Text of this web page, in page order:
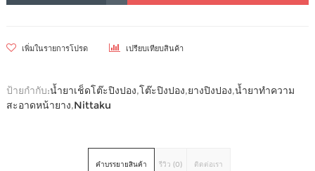
เพิ่มในรายการโปรด เปรียบเทียบสินค้า
ป้ายกำกับ:น้ำยาเช็ดโต๊ะปิงปอง,โต๊ะปิงปอง,ยางปิงปอง,น้ำยาทำความ
สะอาดหน้ายาง,Nittaku
คำบรรยายสินค้า รีวิว (0) ติดต่อเรา